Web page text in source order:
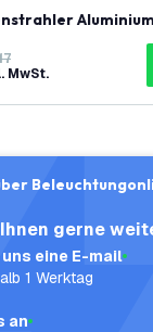
Fassung - 2M Kabel
MwSt.
gerne
eine E-mail
1 Werktag
an